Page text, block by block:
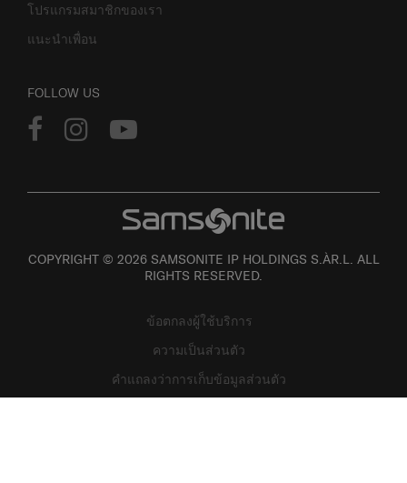
โปรแกรมสมาชิกของเรา
แนะนำเพื่อน
FOLLOW US
COPYRIGHT © 2026 SAMSONITE IP HOLDINGS S.ÀR.L. ALL
RIGHTS RESERVED.
ข้อตกลงผู้ใช้บริการ
ความเป็นส่วนตัว
คำแถลงว่าการเก็บข้อมูลส่วนตัว